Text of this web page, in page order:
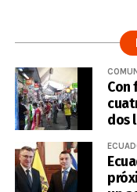
Con
dos